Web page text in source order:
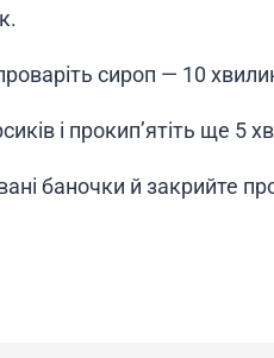
сироп — 10
і прокип’ятіть ще 5
баночки й закрийте